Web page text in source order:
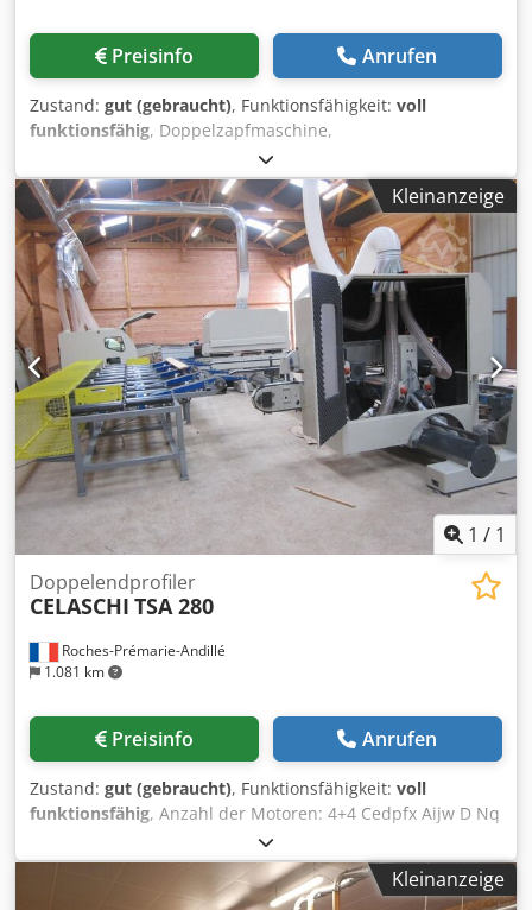
Preisinfo Anrufen
Zustand: gut (gebraucht), Funktionsfähigkeit: voll
funktionsfähig, Doppelzapfmaschine,
Doppellochbohrmaschine, schrittweise Ausgestattet mit:
1+1 Sägen 1+1 Fräsaggregat 1+1 Bohraggregat Chsdpfxsw
A A E Is Aipea Maximale Länge: 2500 mm
Kleinanzeige
1 / 1
Roches-Prémarie-Andillé
1.081 km
Doppelendprofiler
CELASCHI TSA 280
Preisinfo Anrufen
Zustand: gut (gebraucht), Funktionsfähigkeit: voll
funktionsfähig, Anzahl der Motoren: 4+4 Cedpfx Aijw D Nq
Kleinanzeige